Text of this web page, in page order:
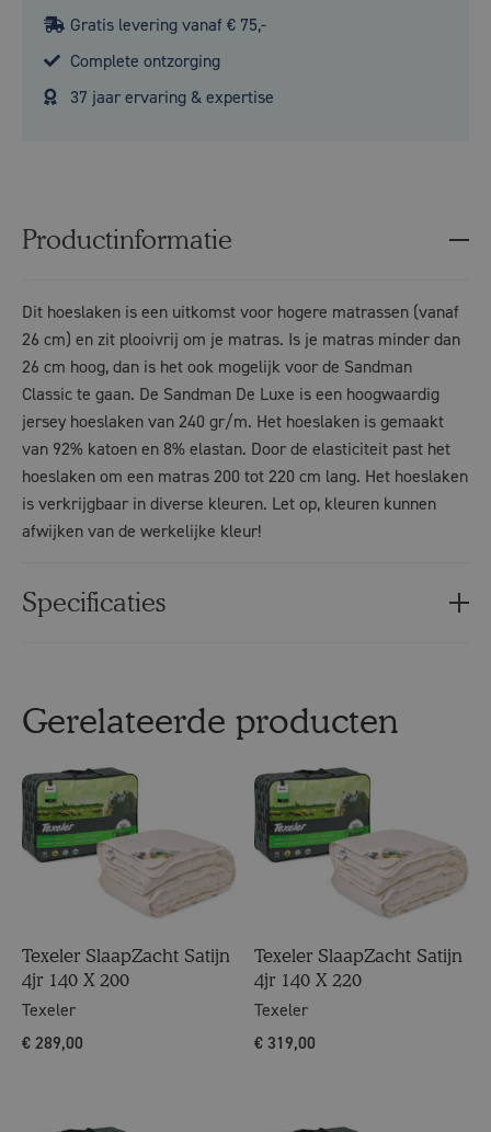
Gratis levering vanaf € 75,-
Complete ontzorging
37 jaar ervaring & expertise
Productinformatie
Dit hoeslaken is een uitkomst voor hogere matrassen (vanaf
26 cm) en zit plooivrij om je matras. Is je matras minder dan
26 cm hoog, dan is het ook mogelijk voor de Sandman
Classic te gaan. De Sandman De Luxe is een hoogwaardig
jersey hoeslaken van 240 gr/m. Het hoeslaken is gemaakt
van 92% katoen en 8% elastan. Door de elasticiteit past het
hoeslaken om een matras 200 tot 220 cm lang. Het hoeslaken
is verkrijgbaar in diverse kleuren. Let op, kleuren kunnen
afwijken van de werkelijke kleur!
Specificaties
Gerelateerde producten
Texeler SlaapZacht Satijn
4jr 140 X 200
Texeler
€ 289,00
Texeler SlaapZacht Satijn
4jr 140 X 220
Texeler
€ 319,00